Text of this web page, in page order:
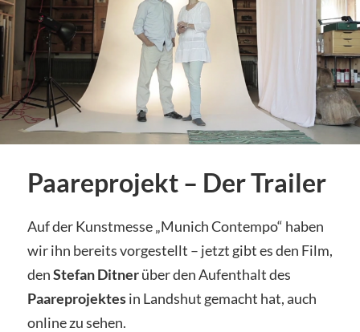
Paareprojekt – Der Trailer
Auf der Kunstmesse „Munich Contempo“ haben
wir ihn bereits vorgestellt – jetzt gibt es den Film,
denStefan Ditnerüber den Aufenthalt des
Paareprojektesin Landshut gemacht hat, auch
online zu sehen.